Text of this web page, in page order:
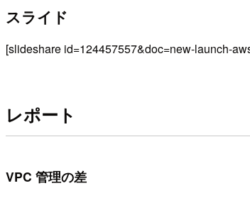
スライド
[slideshare id=124457557&doc=new-launch-
レポート
VPC 管理の差